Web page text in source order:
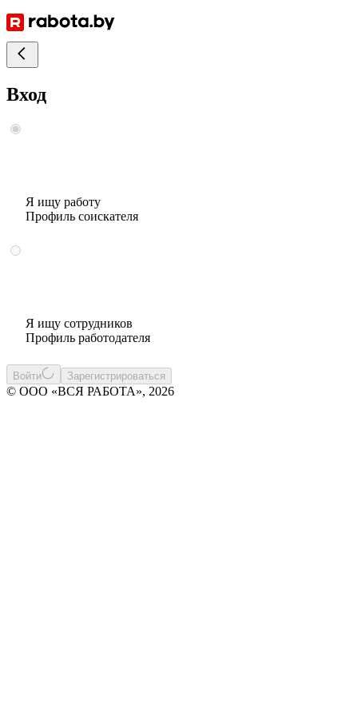
Вход
Я ищу работу
Профиль соискателя
Я ищу сотрудников
Профиль работодателя
Войти Зарегистрироваться
© ООО «ВСЯ РАБОТА», 2026